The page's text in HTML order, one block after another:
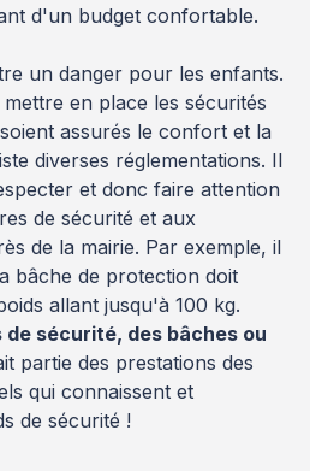
d'un budget confortable.
un danger pour les enfants.
en place les sécurités
assurés le confort et la
diverses réglementations. Il
et donc faire attention
de sécurité et aux
de la mairie. Par exemple, il
bâche de protection doit
allant jusqu'à 100 kg.
sécurité, des bâches ou
partie des prestations des
qui connaissent et
de sécurité !